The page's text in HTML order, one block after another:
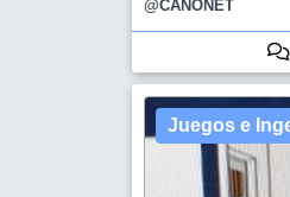
@CANONET
Juegos e